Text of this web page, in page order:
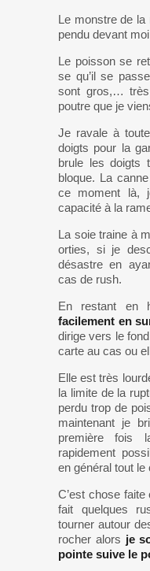
Le monstre de
pendu devant
Le poisson se
se qu’il se
sont gros,…
poutre que je
Je ravale à
doigts pour la
brule les doigts
bloque. La
ce moment là,
capacité à la
La soie traine à
orties, si je
désastre en
cas de rush.
En restant en
facilement en
dirige vers le
carte au cas ou
Elle est très
la limite de la
perdu trop de
maintenant je
première fois
rapidement
en général tout le
C’est chose
fait quelques
tourner autour
rocher alors je
pointe suive le